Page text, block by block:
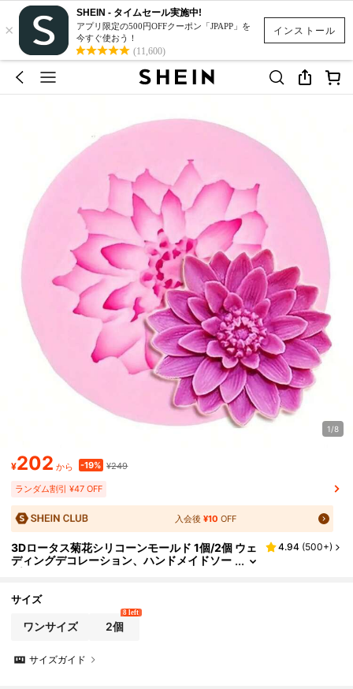
インストール
×
SHEIN - タイムセール実施中!
アプリ限定の500円OFFクーポン「JPAPP」を
今すぐ使おう！
(11,600)
1/8
¥202 から -19% ¥249
ランダム割引 ¥47 OFF
入会後 ¥10 OFF
3Dロータス菊花シリコーンモールド 1個/2個 ウェ
ディングデコレーション、ハンドメイドソー
ウェディングギフト
4.94 (500+)
サイズ
ワンサイズ 2個
8 left
サイズガイド